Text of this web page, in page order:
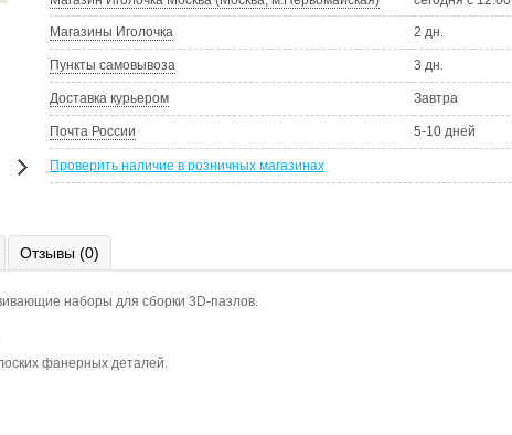
Магазины Иголочка 2 дн.
Пункты самовывоза 3 дн.
Доставка курьером Завтра
Почта России 5-10 дней
Проверить наличие в розничных магазинах
Отзывы (0)
наборы для сборки 3D-пазлов.
фанерных деталей.